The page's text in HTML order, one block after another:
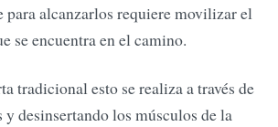
para alcanzarlos requiere movilizar el
se encuentra en el camino.
tradicional esto se realiza a través de
y desinsertando los músculos de la